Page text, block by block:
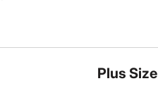
Plus Size